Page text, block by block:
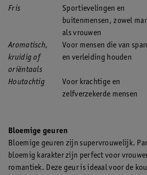
Fris
Sportievelingen en
buitenmensen, zowel
als vrouwen
Aromatisch,
kruidig of
oriëntaals
Voor mensen die van
en verleiding houden
Houtachtig
Voor krachtige en
zelfverzekerde mensen
Bloemige geuren
Bloemige geuren zijn supervrouwelijk.
bloemig karakter zijn perfect voor
romantiek. Deze geur is ideaal voor de